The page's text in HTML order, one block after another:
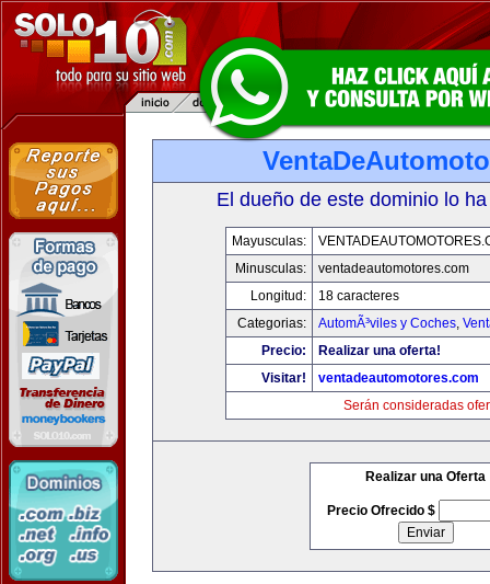
El dueño de este dominio lo
Mayusculas:
Minusculas:
ventadeautomotores.com
Longitud:
18 caracteres
Categorias:
AutomÃ³viles y Coches,
Precio:
Realizar una oferta!
Visitar!
ventadeautomotores.com
Serán consideradas
Realizar una Oferta
Precio Ofrecido $